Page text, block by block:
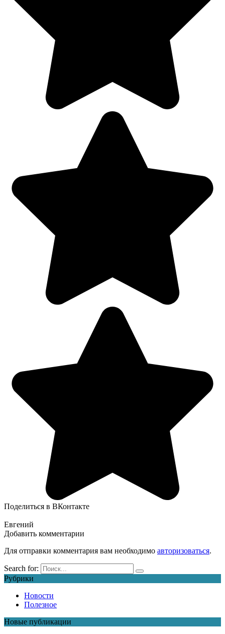
Поделиться в ВКонтакте
Евгений
Добавить комментарии
Для отправки комментария вам необходимо авторизоваться.
Search for:
Рубрики
Новости
Полезное
Новые публикации